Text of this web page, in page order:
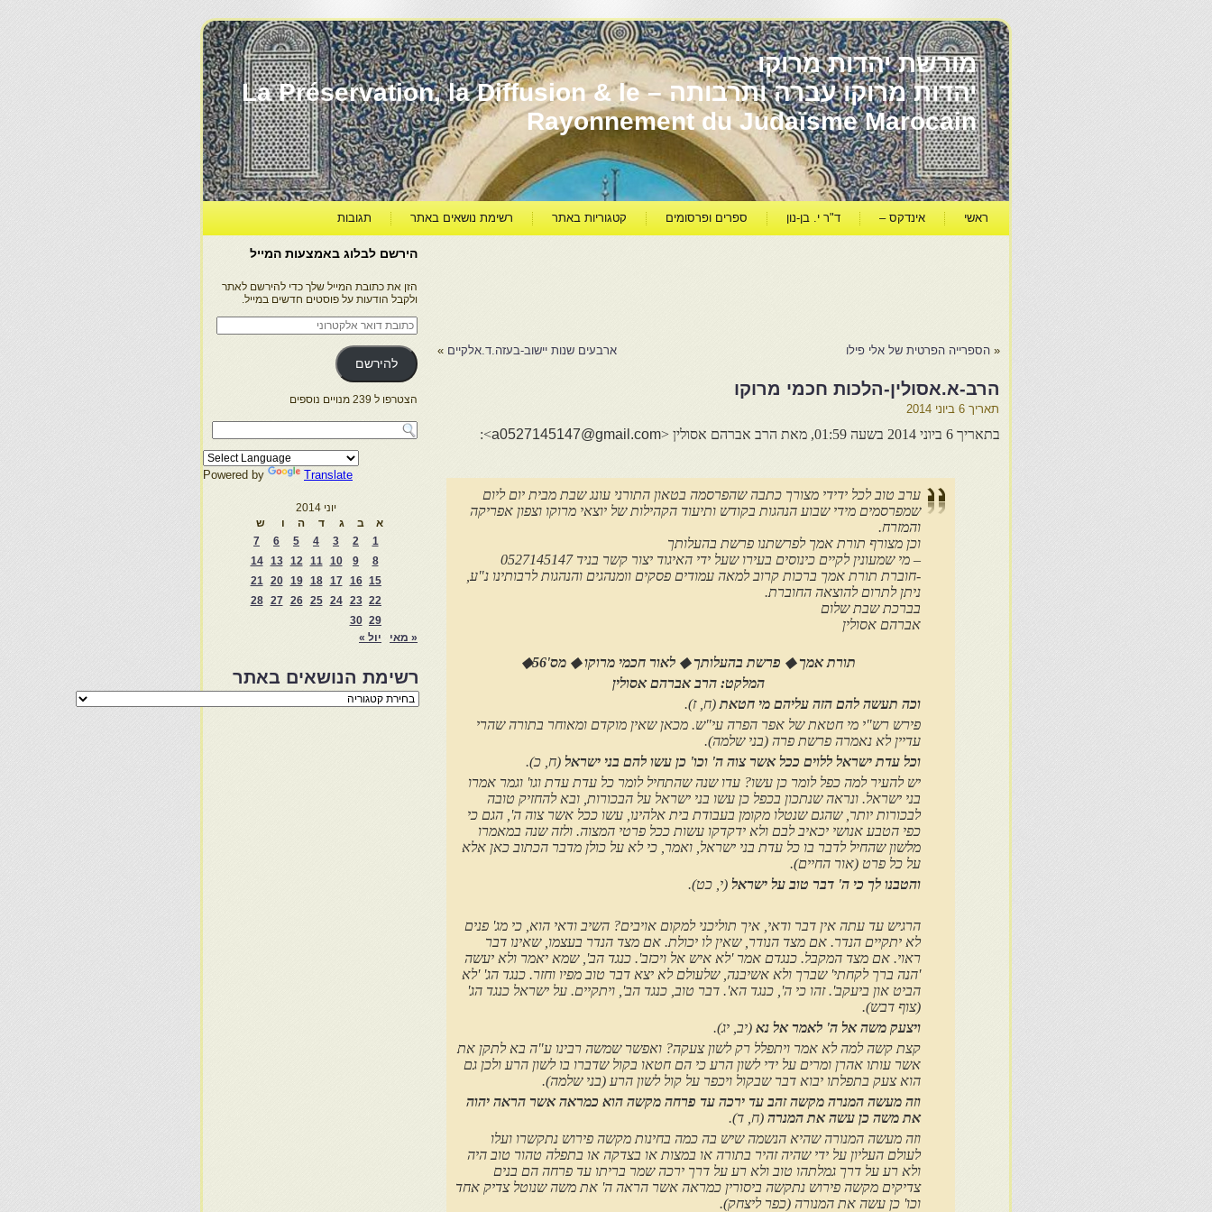
מורשת יהדות מרוקו
יהדות מרוקו עברה ותרבותה – La Préservation, la Diffusion & le
Rayonnement du Judaïsme Marocain
ראשי אינדקס – ד"ר י. בן-נון ספרים ופרסומים קטגוריות באתר רשימת נושאים באתר תגובות
« הספרייה הפרטית של אלי פילו ארבעים שנות יישוב-בעזה.ד.אלקיים »
הרב-א.אסולין-הלכות חכמי מרוקו
תאריך 6 ביוני 2014
בתאריך 6 ביוני 2014 בשעה 01:59, מאת הרב אברהם אסולין < a0527145147@gmail.com
>:
ערב טוב לכל ידידי מצורך כתבה שהפרסמה בטאון התורני עונג שבת מבית יום ליום
שמפרסמים מידי שבוע הנהגות בקודש ותיעוד הקהילות של יוצאי מרוקו וצפון אפריקה
והמזרח.
וכן מצורף תורת אמך לפרשתנו פרשת בהעלותך
– מי שמעונין לקיים כינוסים בעירו שעל ידי האיגוד יצור קשר בניד 0527145147
-חוברת תורת אמך ברכות קרוב למאה עמודים פסקים וומנהגים והנהגות לרבותינו נ"ע,
ניתן לתרום להוצאה החוברת.
בברכת שבת שלום
אברהם אסולין
תורת אמך ◆ פרשת בהעלותך ◆ לאור חכמי מרוקו ◆מס'56
◆
המלקט: הרב אברהם אסולין
וכה תעשה להם הזה עליהם מי חטאת (ח, ז).
פירש רש"י מי חטאת של אפר הפרה עי"ש. מכאן שאין מוקדם ומאוחר בתורה שהרי
עדיין לא נאמרה פרשת פרה (בני שלמה).
וכל עדת ישראל ללוים ככל אשר צוה ה' וכו' כן עשו להם בני ישראל (ח, כ).
יש להעיר למה כפל לומר כן עשו? עדו שנה שהתחיל לומר כל עדת עדת וגו' וגמר אמרו
בני ישראל. ונראה שנתכון בכפל כן עשו בני ישראל על הבכורות, ובא להחזיק טובה
לבכורות יותר, שהגם שנטלו מקומן בעבודת בית אלהינו, עשו ככל אשר צוה ה', הגם כי
כפי הטבע אנושי יכאיב לבם ולא ידקדקו עשות ככל פרטי המצוה. ולזה שנה במאמרו
מלשון שהחיל לדבר בו כל עדת בני ישראל, ואמר, כי לא על כולן מדבר הכתוב כאן אלא
על כל פרט (אור החיים).
והטבנו לך כי ה' דבר טוב על ישראל (י, כט).
הרגיש עד עתה אין דבר ודאי, איך תוליכני למקום אויבים? השיב ודאי הוא, כי מג' פנים
לא יתקיים הנדר. אם מצד הנודר, שאין לו יכולת. אם מצד הנדר בעצמו, שאינו דבר
ראוי. אם מצד המקבל. כנגדם אמר 'לא איש אל ויכזב'. כנגד הב', שמא יאמר ולא יעשה
'הנה ברך לקחתי' שברך ולא אשיבנה, שלעולם לא יצא דבר טוב מפיו וחזר. כנגד הג' 'לא
הביט און ביעקב'. זהו כי ה', כנגד הא'. דבר טוב, כנגד הב', ויתקיים. על ישראל כנגד הג'
(צוף דבש).
ויצעק משה אל ה' לאמר אל נא (יב, יג).
קצת קשה למה לא אמר ויתפלל רק לשון צעקה? ואפשר שמשה רבינו ע"ה בא לתקן את
אשר עותו אהרן ומרים על ידי לשון הרע כי הם חטאו בקול שדברו בו לשון הרע ולכן גם
הוא צעק בתפלתו יבוא דבר שבקול ויכפר על קול לשון הרע (בני שלמה).
וזה מעשה המנרה מקשה זהב עד ירכה עד פרחה מקשה הוא כמראה אשר הראה יהוה
את משה כן עשה את המנרה (ח, ד).
וזה מעשה המנורה שהיא הנשמה שיש בה כמה בחינות מקשה פירוש נתקשרו ועלו
לעולם העליון על ידי שהיה זהיר בתורה או במצות או בצדקה או בתפלה טהור טוב היה
ולא רע על דרך גמלתהו טוב ולא רע על דרך ירכה שמר בריתו עד פרחה הם בנים
צדיקים מקשה פירוש נתקשה ביסורין כמראה אשר הראה ה' את משה שנוטל צדיק אחד
וכו' כן עשה את המנורה (כפר ליצחק).
הירשם לבלוג באמצעות המייל
הזן את כתובת המייל שלך כדי להירשם לאתר
ולקבל הודעות על פוסטים חדשים במייל.
כתובת
דואר
אלקטרוני
להירשם
הצטרפו ל 239 מנויים נוספים
Powered by Translate
יוני 2014
א
ב ג ד ה ו
ש
1
2
3
4
5
6
7
8
9
10
11
12
13
14
15
16
17
18
19
20
21
22
23
24
25
26
27
28
29
30
« מאי
יול »
רשימת הנושאים באתר
רשימת
הנושאים